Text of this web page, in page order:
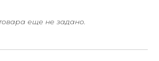
еще не задано.